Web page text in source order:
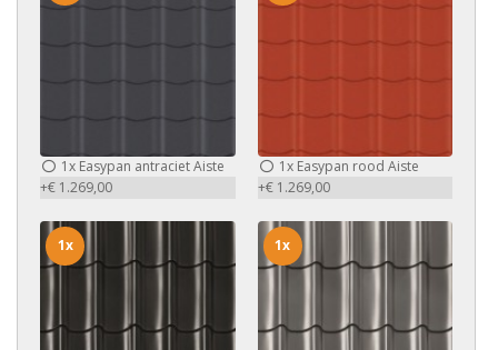
1x Easypan antraciet Aiste
+€ 1.269,00
1xEasypan rood Aiste
+€ 1.269,00
1x 1x